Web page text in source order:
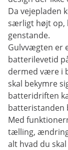
Da vejepladen
særligt højt op,
genstande.
Gulvvægten er
batterilevetid
dermed være i
skal bekymre
batteridriften
batteristanden
Med
tælling, ændring
alt hvad du